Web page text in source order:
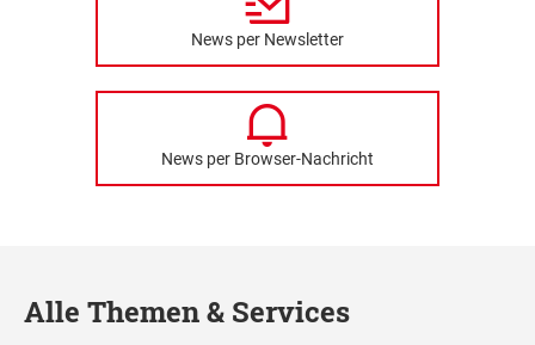
News per Newsletter
News per Browser-Nachricht
Alle Themen & Services